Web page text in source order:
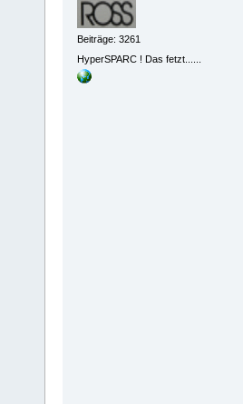
Beiträge: 3261
HyperSPARC ! Das fetzt......